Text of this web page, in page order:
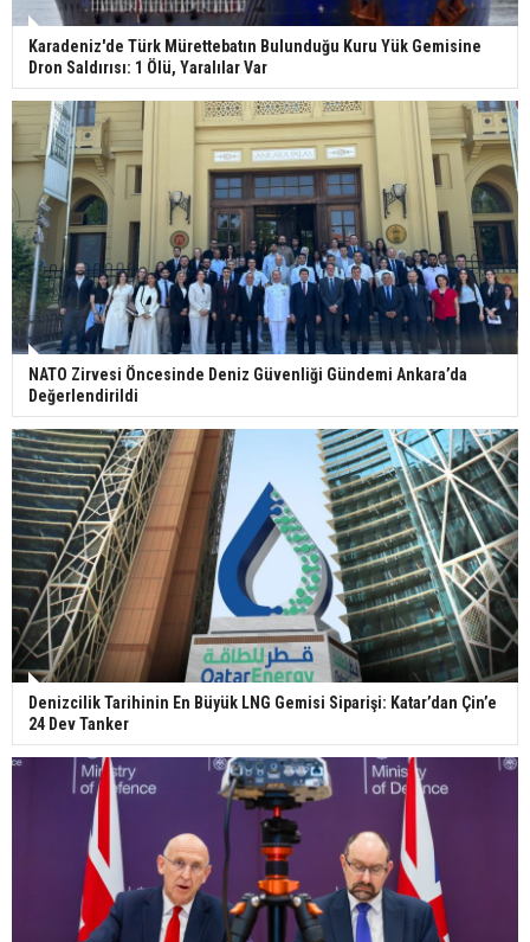
Karadeniz'de Türk Mürettebatın Bulunduğu Kuru Yük Gemisine
Dron Saldırısı: 1 Ölü, Yaralılar Var
NATO Zirvesi Öncesinde Deniz Güvenliği Gündemi Ankara’da
Değerlendirildi
Denizcilik Tarihinin En Büyük LNG Gemisi Siparişi: Katar’dan Çin’e
24 Dev Tanker